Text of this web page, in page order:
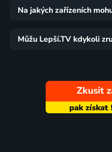
Na jakých zařízeních
Můžu Lepší.TV kdykoli
Zkusit